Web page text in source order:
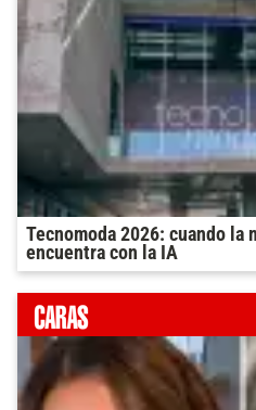
Tecnomoda 2026: cuando la
encuentra con la IA